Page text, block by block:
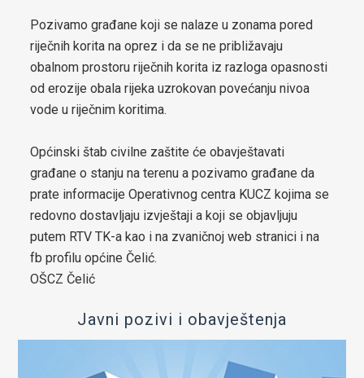
Pozivamo građane koji se nalaze u zonama pored
riječnih korita na oprez i da se ne približavaju
obalnom prostoru riječnih korita iz razloga opasnosti
od erozije obala rijeka uzrokovan povećanju nivoa
vode u riječnim koritima.
Općinski štab civilne zaštite će obavještavati
građane o stanju na terenu a pozivamo građane da
prate informacije Operativnog centra KUCZ kojima se
redovno dostavljaju izvještaji a koji se objavljuju
putem RTV TK-a kao i na zvaničnoj web stranici i na
fb profilu općine Čelić.
OŠCZ Čelić
Javni pozivi i obavještenja
Obavještenje o postupcima javnih nabavki
Obrazac praćenja realizacije ugovora/okvirnog sporazuma
Izjava o nepostojanju sukoba interesa
Budžet
Infrastrukturni projekti
OIK Čelić